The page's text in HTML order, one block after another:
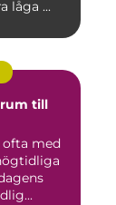
låga ...
med